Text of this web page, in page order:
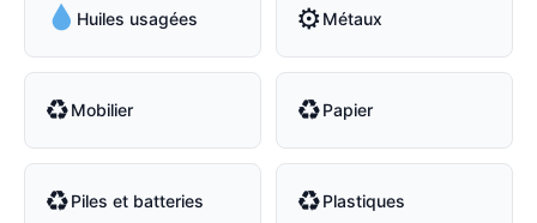
Huiles usagées ⚙Métaux
♻Mobilier ♻Papier
♻Piles et batteries ♻Plastiques